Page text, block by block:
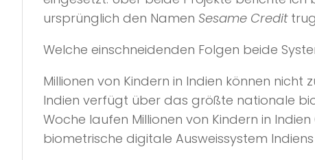
ursprünglich den Namen Sesame Credit
Welche einschneidenden Folgen beide
Millionen von Kindern in Indien können nicht
Indien verfügt über das größte nationale
Woche laufen Millionen von Kindern in
biometrische digitale Ausweissystem